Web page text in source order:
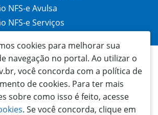
NFS-e Avulsa
NFS-e Serviços
cookies para melhorar sua
navegação no portal. Ao utilizar o
você concorda com a política de
de cookies. Para ter mais
sobre como isso é feito, acesse
. Se você concorda, clique em